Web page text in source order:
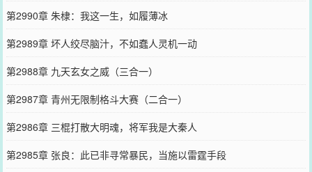
第2990章 朱棣：我这一生，如履薄冰
第2989章 坏人绞尽脑汁，不如蠢人灵机一动
第2988章 九天玄女之威（三合一）
第2987章 青州无限制格斗大赛（二合一）
第2986章 三棍打散大明魂，将军我是大秦人
第2985章 张良：此已非寻常暴民，当施以雷霆手段